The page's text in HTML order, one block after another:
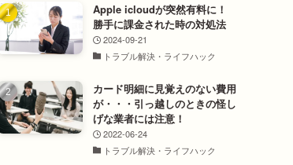
Apple icloudが突然有料に！
勝手に課金された時の対処法
2024-09-21
トラブル解決・ライフハック
カード明細に見覚えのない費用
が・・・引っ越しのときの怪し
げな業者には注意！
2022-06-24
トラブル解決・ライフハック